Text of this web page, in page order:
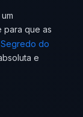
para que as
Segredo do
e